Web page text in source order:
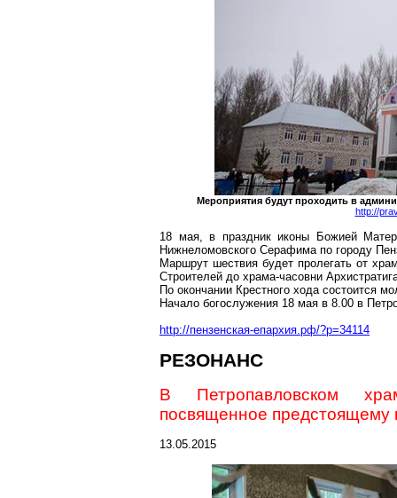
Мероприятия будут проходить в
http://
18 мая, в праздник иконы Божией
Нижнеломовского Серафима по городу
Маршрут шествия будет пролегать от
Строителей до храма-часовни
По окончании Крестного хода состоится
Начало богослужения 18 мая в 8.00 в
http://пензенская-епархия.рф/?p=34114
РЕЗОНАНС
В Петропавловском
посвященное предстоящему
13.05.2015